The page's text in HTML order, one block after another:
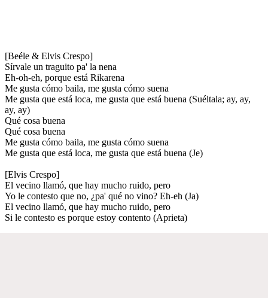
[Beéle & Elvis Crespo]
Sírvale un traguito pa' la nena
Eh-oh-eh, porque está Rikarena
Me gusta cómo baila, me gusta cómo suena
Me gusta que está loca, me gusta que está buena (Suéltala; ay, ay,
ay, ay)
Qué cosa buena
Qué cosa buena
Me gusta cómo baila, me gusta cómo suena
Me gusta que está loca, me gusta que está buena (Je)
[Elvis Crespo]
El vecino llamó, que hay mucho ruido, pero
Yo le contesto que no, ¿pa' qué no vino? Eh-eh (Ja)
El vecino llamó, que hay mucho ruido, pero
Si le contesto es porque estoy contento (Aprieta)